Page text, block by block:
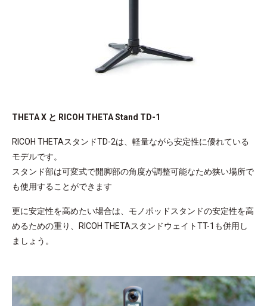
THETA X と RICOH THETA Stand TD-1
RICOH THETAスタンドTD-2は、軽量ながら安定性に優れている
モデルです。
スタンド部は可変式で開脚部の角度が調整可能なため狭い場所で
も使用することができます
更に安定性を高めたい場合は、モノポッドスタンドの安定性を高
めるための重り、RICOH THETAスタンドウェイトTT-1も併用し
ましょう。